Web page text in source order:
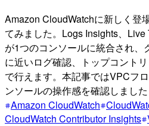
Amazon CloudWatchに新しく登
てみました。Logs Insights、
が1つのコンソールに統合され、
に近いログ確認、トップコント
で行えます。本記事ではVPCフ
ンソールの操作感を確認しました
Amazon CloudWatch
CloudWatch Contributor Insights